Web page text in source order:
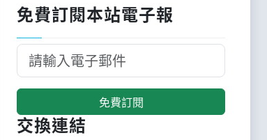
免費訂閱本站電子報
免費訂閱
交換連結